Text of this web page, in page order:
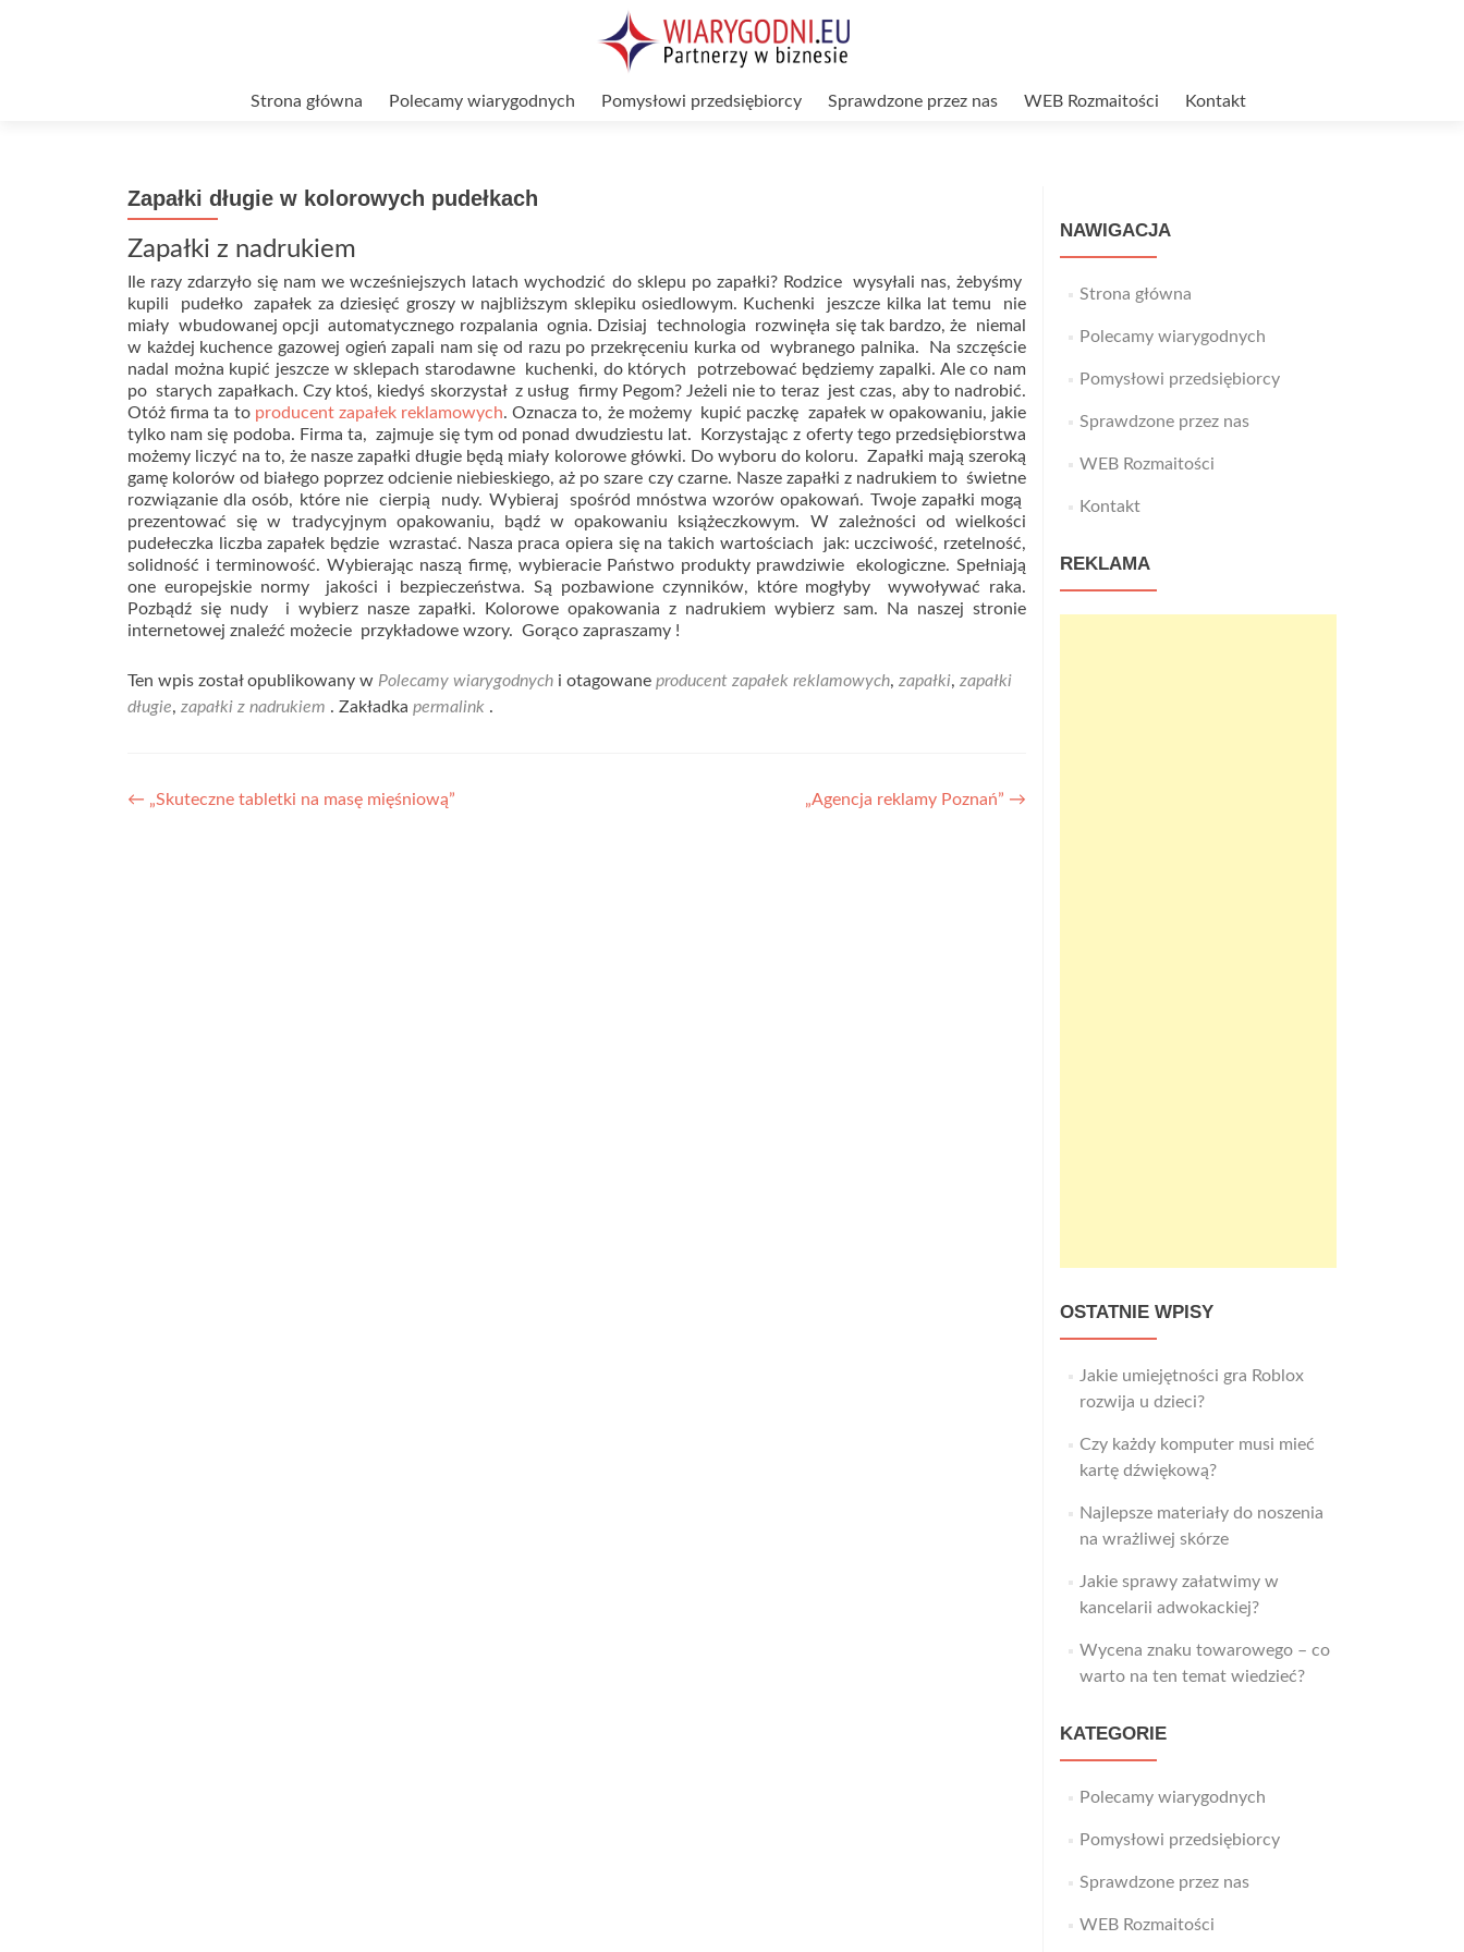
Strona główna Polecamy wiarygodnych Pomysłowi przedsiębiorcy Sprawdzone przez nas WEB Rozmaitości Kontakt
Zapałki długie w kolorowych pudełkach
Zapałki z nadrukiem
Ile razy zdarzyło się nam we wcześniejszych latach wychodzić do sklepu po zapałki? Rodzice wysyłali nas, żebyśmy
kupili pudełko zapałek za dziesięć groszy w najbliższym sklepiku osiedlowym. Kuchenki jeszcze kilka lat temu nie
miały wbudowanej opcji automatycznego rozpalania ognia. Dzisiaj technologia rozwinęła się tak bardzo, że niemal
w każdej kuchence gazowej ogień zapali nam się od razu po przekręceniu kurka od wybranego palnika. Na szczęście
nadal można kupić jeszcze w sklepach starodawne kuchenki, do których potrzebować będziemy zapalki. Ale co nam
po starych zapałkach. Czy ktoś, kiedyś skorzystał z usług firmy Pegom? Jeżeli nie to teraz jest czas, aby to nadrobić.
Otóż firma ta to producent zapałek reklamowych. Oznacza to, że możemy kupić paczkę zapałek w opakowaniu, jakie
tylko nam się podoba. Firma ta, zajmuje się tym od ponad dwudziestu lat. Korzystając z oferty tego przedsiębiorstwa
możemy liczyć na to, że nasze zapałki długie będą miały kolorowe główki. Do wyboru do koloru. Zapałki mają szeroką
gamę kolorów od białego poprzez odcienie niebieskiego, aż po szare czy czarne. Nasze zapałki z nadrukiem to świetne
rozwiązanie dla osób, które nie cierpią nudy. Wybieraj spośród mnóstwa wzorów opakowań. Twoje zapałki mogą
prezentować się w tradycyjnym opakowaniu, bądź w opakowaniu książeczkowym. W zależności od wielkości
pudełeczka liczba zapałek będzie wzrastać. Nasza praca opiera się na takich wartościach jak: uczciwość, rzetelność,
solidność i terminowość. Wybierając naszą firmę, wybieracie Państwo produkty prawdziwie ekologiczne. Spełniają
one europejskie normy jakości i bezpieczeństwa. Są pozbawione czynników, które mogłyby wywoływać raka.
Pozbądź się nudy i wybierz nasze zapałki. Kolorowe opakowania z nadrukiem wybierz sam. Na naszej stronie
internetowej znaleźć możecie przykładowe wzory. Gorąco zapraszamy !
Ten wpis został opublikowany w Polecamy wiarygodnych i otagowane producent zapałek reklamowych, zapałki, zapałki
długie, zapałki z nadrukiem . Zakładka permalink .
Nawigacja
← „Skuteczne tabletki na masę mięśniową” „Agencja reklamy Poznań” →
NAWIGACJA
Strona główna
Polecamy wiarygodnych
Pomysłowi przedsiębiorcy
Sprawdzone przez nas
WEB Rozmaitości
Kontakt
REKLAMA
OSTATNIE WPISY
Jakie umiejętności gra Roblox
rozwija u dzieci?
Czy każdy komputer musi mieć
kartę dźwiękową?
Najlepsze materiały do noszenia
na wrażliwej skórze
Jakie sprawy załatwimy w
kancelarii adwokackiej?
Wycena znaku towarowego – co
warto na ten temat wiedzieć?
KATEGORIE
Polecamy wiarygodnych
Pomysłowi przedsiębiorcy
Sprawdzone przez nas
WEB Rozmaitości